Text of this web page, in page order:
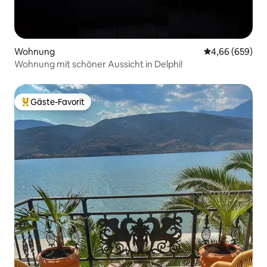
Wohnung
4,66 (659)
Wohnung mit schöner Aussicht in Delphi!
Beliebter Gäste-Favorit.
Gäste-Favorit